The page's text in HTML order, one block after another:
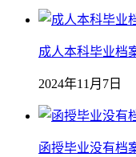
成人本科毕业档
2024年11月7日
函授毕业没有档